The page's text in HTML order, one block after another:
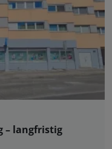
– langfristig